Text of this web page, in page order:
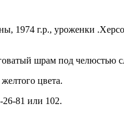
1974 г.р., уроженки
шрам под челюстью
цвета.
81 или 102.